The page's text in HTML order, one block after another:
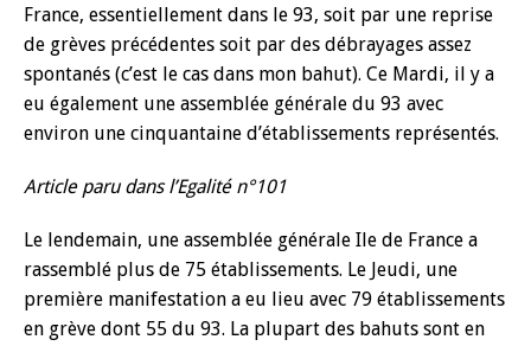
France, essentiellement dans le 93, soit par une reprise
de grèves précédentes soit par des débrayages assez
spontanés (c’est le cas dans mon bahut). Ce Mardi, il y a
eu également une assemblée générale du 93 avec
environ une cinquantaine d’établissements représentés.
Article paru dans l’Egalité n°101
Le lendemain, une assemblée générale Ile de France a
rassemblé plus de 75 établissements. Le Jeudi, une
première manifestation a eu lieu avec 79 établissements
en grève dont 55 du 93. La plupart des bahuts sont en